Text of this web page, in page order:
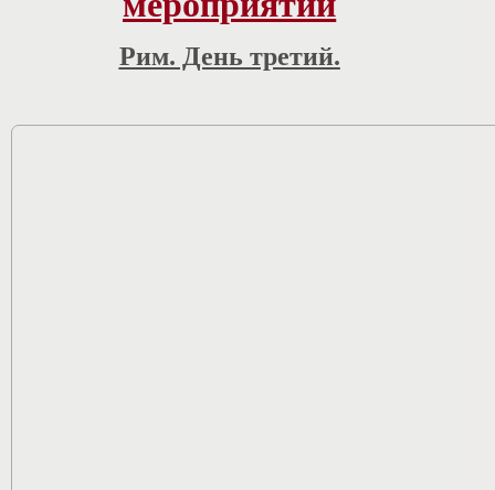
Рим. День третий.